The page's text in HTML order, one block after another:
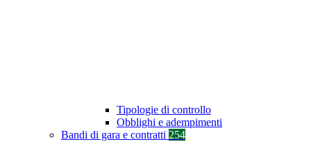
Tipologie di controllo
Obblighi e adempimenti
Bandi di gara e contratti 254